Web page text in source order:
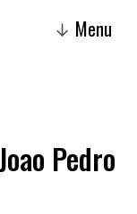
↓ Menu
Pedro